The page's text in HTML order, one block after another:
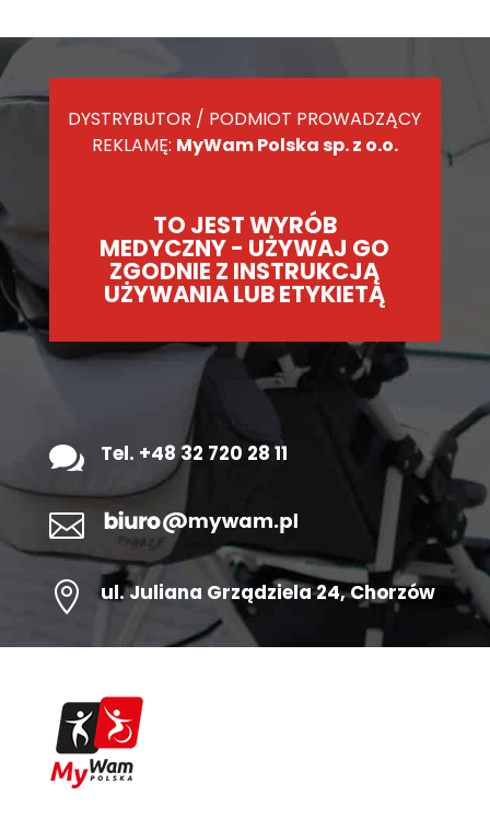
DYSTRYBUTOR / PODMIOT PROWADZĄCY
REKLAMĘ: MyWam Polska sp. z o.o.
TO JEST WYRÓB
MEDYCZNY - UŻYWAJ GO
ZGODNIE Z INSTRUKCJĄ
UŻYWANIA LUB ETYKIETĄ
 Tel. +48 32 720 28 11

 ul.Juliana Grządziela 24, Chorzów